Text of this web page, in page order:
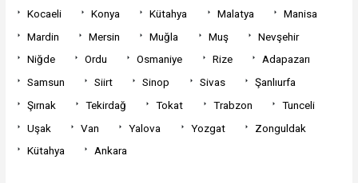
Kocaeli
Konya Kütahya Malatya
Manisa
Mardin
Mersin Muğla Muş
Nevşehir
Niğde
Ordu Osmaniye Rize
Adapazarı
Samsun
Siirt Sinop Sivas
Şanlıurfa
Şırnak
Tekirdağ Tokat Trabzon
Tunceli
Uşak
Van Yalova Yozgat
Zonguldak
Kütahya
Ankara